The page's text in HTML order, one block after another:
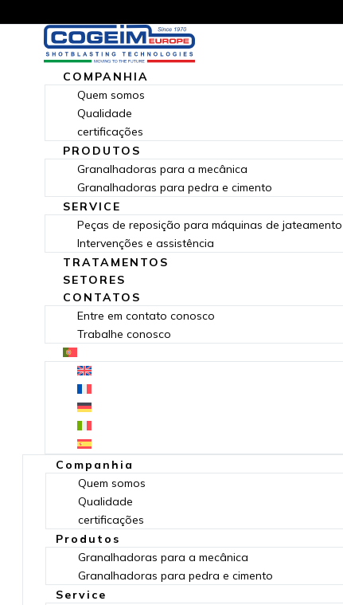
COMPANHIA
Quem somos
Qualidade
certificações
PRODUTOS
Granalhadoras para a mecânica
Granalhadoras para pedra e cimento
SERVICE
Peças de reposição para máquinas de jateamento
Intervenções e assistência
TRATAMENTOS
SETORES
CONTATOS
Entre em contato conosco
Trabalhe conosco
Companhia
Quem somos
Qualidade
certificações
Produtos
Granalhadoras para a mecânica
Granalhadoras para pedra e cimento
Service